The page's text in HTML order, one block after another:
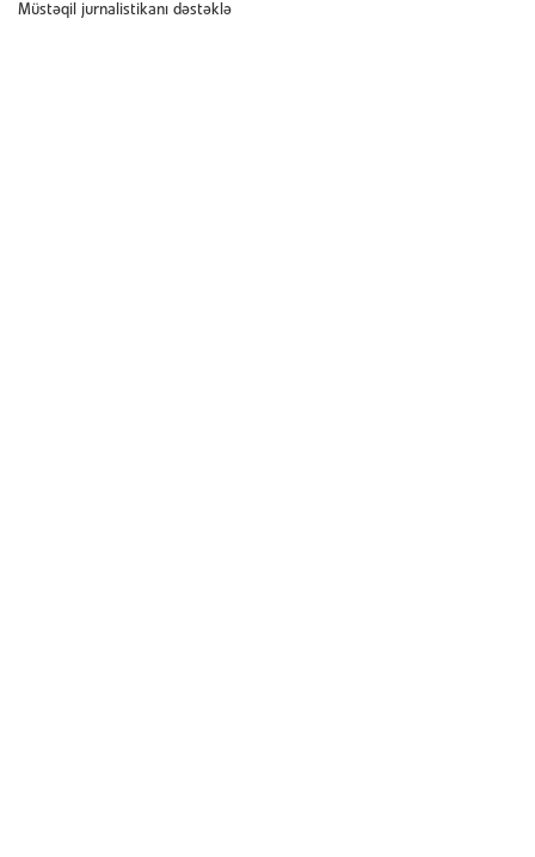
Müstəqil jurnalistikanı dəstəklə